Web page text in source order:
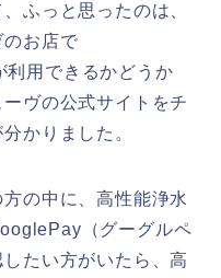
ふっと思ったのは、
お店で
用できるかどうか
ヴの公式サイトをチ
かりました。
の中に、高性能浄水
（グーグルペ
たい方がいたら、高